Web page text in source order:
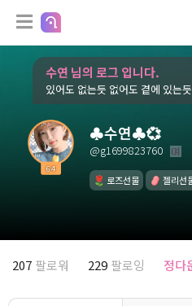
수연 님의 로그 입니다.
64
♣수연♣💞
@g1699823760
로즈선물 젤리선
207 팔로워 229 팔로잉 정다